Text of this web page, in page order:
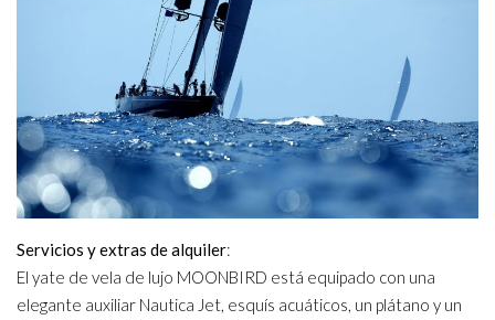
Servicios y extras de alquiler:
El yate de vela de lujo MOONBIRD está equipado con una
elegante auxiliar Nautica Jet, esquís acuáticos, un plátano y un